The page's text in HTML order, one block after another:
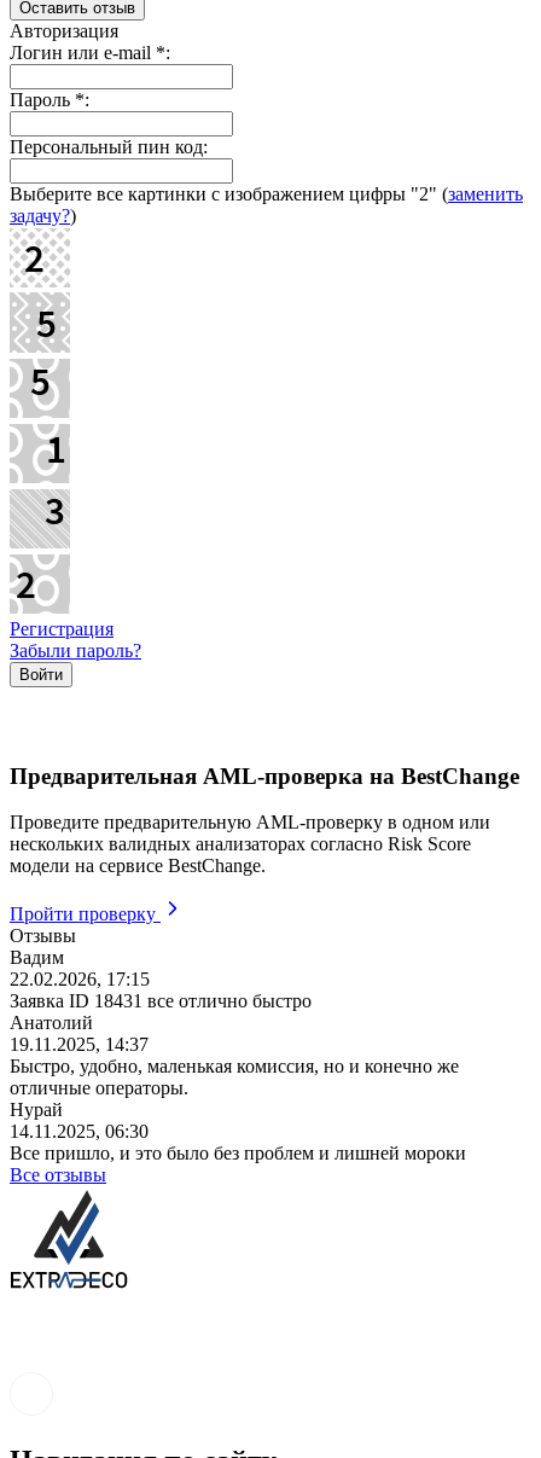
Авторизация
Логин или e-mail *:
Пароль *:
Персональный пин код:
Выберите все картинки с изображением цифры "2" (заменить
задачу?)
Регистрация
Забыли пароль?
Предварительная AML-проверка на BestChange
Проведите предварительную AML-проверку в одном или
нескольких валидных анализаторах согласно Risk Score
модели на сервисе BestChange.
Пройти проверку
Отзывы
Вадим
22.02.2026, 17:15
Заявка ID 18431 все отлично быстро
Анатолий
19.11.2025, 14:37
Быстро, удобно, маленькая комиссия, но и конечно же
отличные операторы.
Нурай
14.11.2025, 06:30
Все пришло, и это было без проблем и лишней мороки
Все отзывы